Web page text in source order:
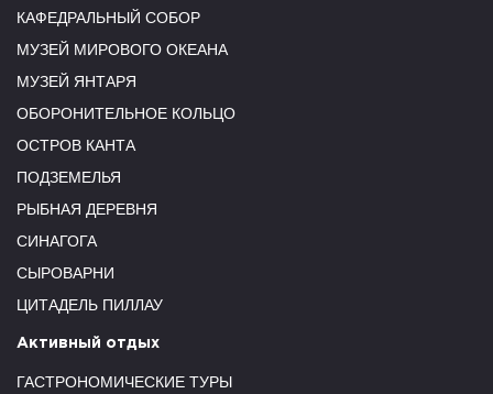
КАФЕДРАЛЬНЫЙ СОБОР
МУЗЕЙ МИРОВОГО ОКЕАНА
МУЗЕЙ ЯНТАРЯ
ОБОРОНИТЕЛЬНОЕ КОЛЬЦО
ОСТРОВ КАНТА
ПОДЗЕМЕЛЬЯ
РЫБНАЯ ДЕРЕВНЯ
СИНАГОГА
СЫРОВАРНИ
ЦИТАДЕЛЬ ПИЛЛАУ
Активный отдых
ГАСТРОНОМИЧЕСКИЕ ТУРЫ